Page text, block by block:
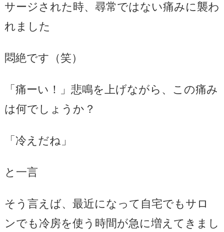
サージされた時、尋常ではない痛みに襲わ
れました
悶絶です（笑）
「痛ーい！」悲鳴を上げながら、この痛み
は何でしょうか？
「冷えだね」
と一言
そう言えば、最近になって自宅でもサロ
ンでも冷房を使う時間が急に増えてきまし